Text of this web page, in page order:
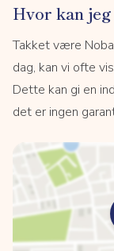
Hvor kan
Takket være
dag, kan vi ofte
Dette kan gi en
det er ingen